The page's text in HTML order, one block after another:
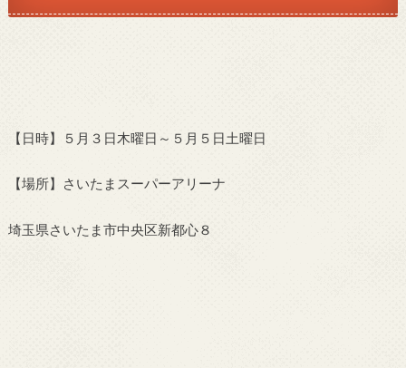
【日時】５月３日木曜日～５月５日土曜日
【場所】さいたまスーパーアリーナ
埼玉県さいたま市中央区新都心８